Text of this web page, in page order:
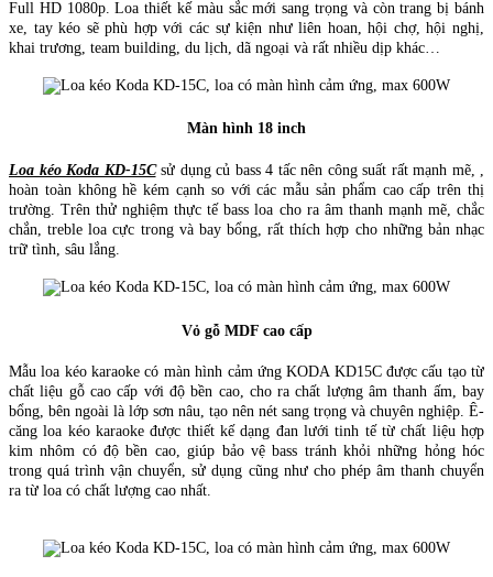
Full HD 1080p. Loa thiết kế màu sắc mới sang trọng và còn trang bị bánh
xe, tay kéo sẽ phù hợp với các sự kiện như liên hoan, hội chợ, hội nghị,
khai trương, team building, du lịch, dã ngoại và rất nhiều dịp khác…
Màn hình 18 inch
Loa kéo Koda KD-15Csử dụng củ bass 4 tấc nên công suất rất mạnh mẽ, ,
hoàn toàn không hề kém cạnh so với các mẫu sản phẩm cao cấp trên thị
trường. Trên thử nghiệm thực tế bass loa cho ra âm thanh mạnh mẽ, chắc
chắn, treble loa cực trong và bay bổng, rất thích hợp cho những bản nhạc
trữ tình, sâu lắng.
Vỏ gỗ MDF cao cấp
Mẫu loa kéo karaoke có màn hình cảm ứng KODA KD15C được cấu tạo từ
chất liệu gỗ cao cấp với độ bền cao, cho ra chất lượng âm thanh ấm, bay
bổng, bên ngoài là lớp sơn nâu, tạo nên nét sang trọng và chuyên nghiệp. Ê-
căng loa kéo karaoke được thiết kế dạng đan lưới tinh tế từ chất liệu hợp
kim nhôm có độ bền cao, giúp bảo vệ bass tránh khỏi những hỏng hóc
trong quá trình vận chuyển, sử dụng cũng như cho phép âm thanh chuyển
ra từ loa có chất lượng cao nhất.